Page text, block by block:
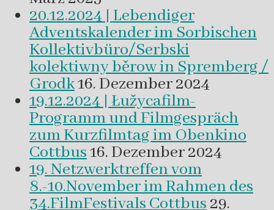
20.12.2024 | Lebendiger
Adventskalender im Sorbischen
Kollektivbüro/Serbski
kolektiwny běrow in Spremberg /
Grodk16. Dezember 2024
19.12.2024 | Łužycafilm-
Programm und Filmgespräch
zum Kurzfilmtag im Obenkino
Cottbus16. Dezember 2024
19. Netzwerktreffen vom
8.-10.November im Rahmen des
34.FilmFestivals Cottbus29.